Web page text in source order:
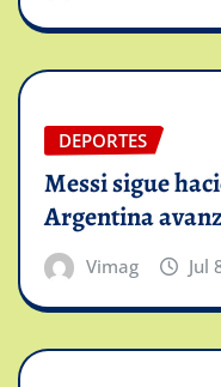
DEPORTES
Messi sigue
Argentina
Vimag Jul